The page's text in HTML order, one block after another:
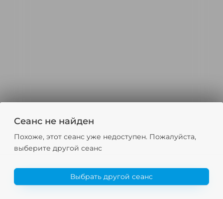
Сеанс не найден
Похоже, этот сеанс уже недоступен. Пожалуйста,
выберите другой сеанс
Выбрать другой сеанс